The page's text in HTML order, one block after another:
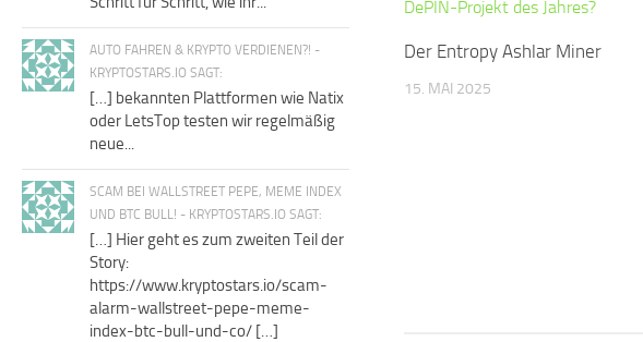
Der Entropy Ashlar Miner
15. MAI 2025
AUTO FAHREN & KRYPTO VERDIENEN?! -
KRYPTOSTARS.IO SAGT:
[…] bekannten Plattformen wie Natix
oder LetsTop testen wir regelmäßig
neue...
SCAM BEI WALLSTREET PEPE, MEME INDEX
UND BTC BULL! - KRYPTOSTARS.IO SAGT:
[…] Hier geht es zum zweiten Teil der
Story:
https://www.kryptostars.io/scam-
alarm-wallstreet-pepe-meme-
index-btc-bull-und-co/ […]